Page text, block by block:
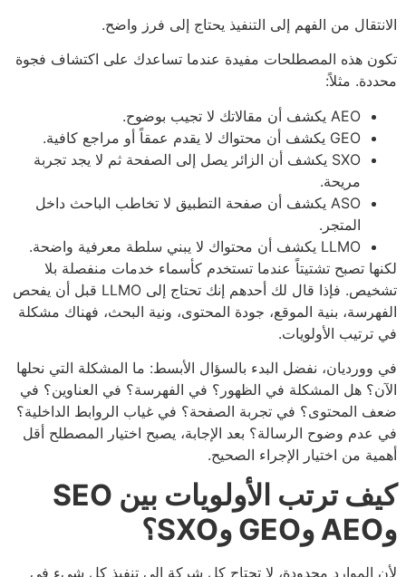
من الفهم إلى التنفيذ يحتاج إلى فرز واضح.
هذه المصطلحات مفيدة عندما تساعدك على اكتشاف فجوة
مثلاً:
AEO يكشف أن مقالاتك لا تجيب بوضوح.
GEO يكشف أن محتواك لا يقدم عمقاً أو مراجع كافية.
SXO يكشف أن الزائر يصل إلى الصفحة ثم لا يجد تجربة
مريحة.
ASO يكشف أن صفحة التطبيق لا تخاطب الباحث داخل
المتجر.
LLMO يكشف أن محتواك لا يبني سلطة معرفية واضحة.
تصبح تشتيتاً عندما تستخدم كأسماء خدمات منفصلة بلا
تشخيص. فإذا قال لك أحدهم إنك تحتاج إلى LLMO قبل أن يفحص
بنية الموقع، جودة المحتوى، ونية البحث، فهناك مشكلة
الأولويات.
نفضل البدء بالسؤال الأبسط: ما المشكلة التي نحلها
هل المشكلة في الظهور؟ في الفهرسة؟ في العناوين؟ في
المحتوى؟ في تجربة الصفحة؟ في غياب الروابط الداخلية؟
وضوح الرسالة؟ بعد الإجابة، يصبح اختيار المصطلح أقل
من اختيار الإجراء الصحيح.
كيف ترتب الأولويات بين SEO
الموارد محدودة، لا تحتاج كل شركة إلى تنفيذ كل شيء في